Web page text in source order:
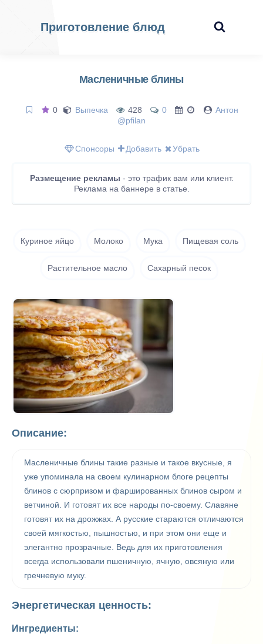
Приготовление блюд
Масленичные блины
0 Выпечка 428 0
Антон
@pfilan
Спонсоры Добавить Убрать
Размещение рекламы - это трафик вам или клиент.
Реклама на баннере в статье.
Куриное яйцо Молоко Мука Пищевая соль
Растительное масло Сахарный песок
Описание:
Масленичные блины такие разные и такое вкусные, я
уже упоминала на своем кулинарном блоге рецепты
блинов с сюрпризом и фаршированных блинов сыром и
ветчиной. И готовят их все народы по-своему. Славяне
готовят их на дрожжах. А русские стараются отличаются
своей мягкостью, пышностью, и при этом они еще и
элегантно прозрачные. Ведь для их приготовления
всегда использовали пшеничную, ячную, овсяную или
гречневую муку.
Энергетическая ценность:
Ингредиенты: